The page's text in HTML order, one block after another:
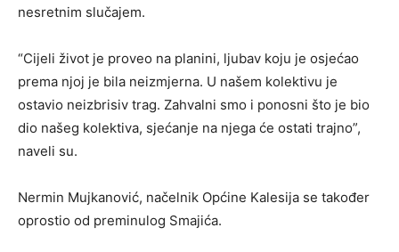
nesretnim slučajem.
“Cijeli život je proveo na planini, ljubav koju je osjećao
prema njoj je bila neizmjerna. U našem kolektivu je
ostavio neizbrisiv trag. Zahvalni smo i ponosni što je bio
dio našeg kolektiva, sjećanje na njega će ostati trajno”,
naveli su.
Nermin Mujkanović, načelnik Općine Kalesija se također
oprostio od preminulog Smajića.